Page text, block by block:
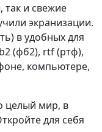
так и свежие
экранизации.
в удобных для
(фб2), rtf (ртф),
компьютере,
целый мир, в
для себя